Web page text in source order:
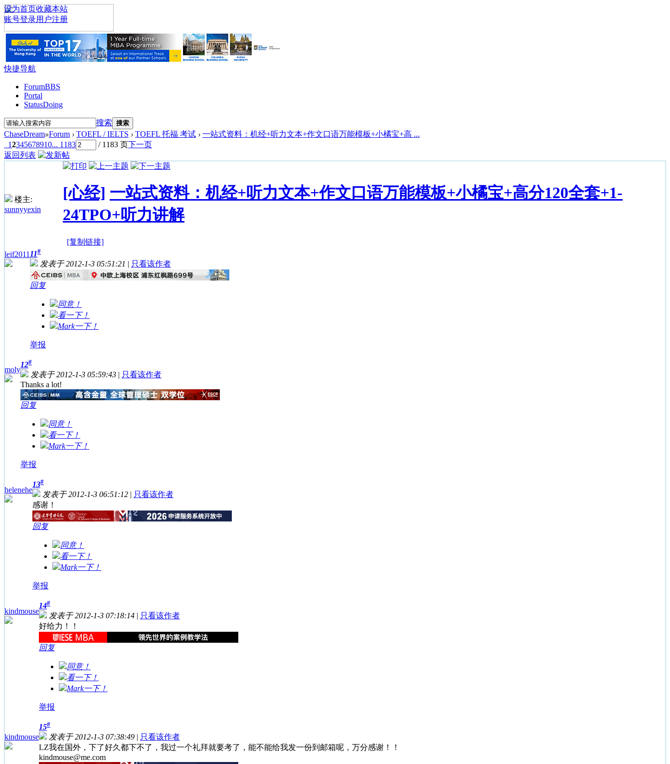
设为首页收藏本站
账号登录用户注册
快捷导航
ForumBBS
Portal
StatusDoing
搜索 搜索
ChaseDream»Forum › TOEFL / IELTS › TOEFL 托福 考试 › 一站式资料：机经+听力文本+作文口语万能模板+小橘宝+高 ...
12345678910... 1183 / 1183 页下一页
返回列表
楼主:
sunnyyexin
[心经] 一站式资料：机经+听力文本+作文口语万能模板+小橘宝+高分120全套+1-
24TPO+听力讲解
[复制链接]
leif2011 11#
发表于 2012-1-3 05:51:21 | 只看该作者
回复
同意！
看一下！
Mark一下！
举报
moly
12#
发表于 2012-1-3 05:59:43 | 只看该作者
Thanks a lot!
回复
同意！
看一下！
Mark一下！
举报
helenehe
13#
发表于 2012-1-3 06:51:12 | 只看该作者
感谢！
回复
同意！
看一下！
Mark一下！
举报
kindmouse
14#
发表于 2012-1-3 07:18:14 | 只看该作者
好给力！！
回复
同意！
看一下！
Mark一下！
举报
kindmouse
15#
发表于 2012-1-3 07:38:49 | 只看该作者
LZ我在国外，下了好久都下不了，我过一个礼拜就要考了，能不能给我发一份到邮箱呢，万分感谢！！
kindmouse@me.com